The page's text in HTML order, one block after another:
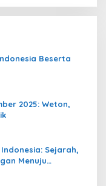
Beserta
2025: Weton,
Sejarah,
Menuju